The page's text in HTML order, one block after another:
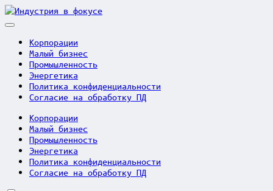
Skip
to
Индустрия
Корпорации
Малый бизнес
Промышленность
Энергетика
Политика конфиденциальности
Согласие на обработку ПД
Корпорации
Малый бизнес
Промышленность
Энергетика
Политика конфиденциальности
Согласие на обработку ПД